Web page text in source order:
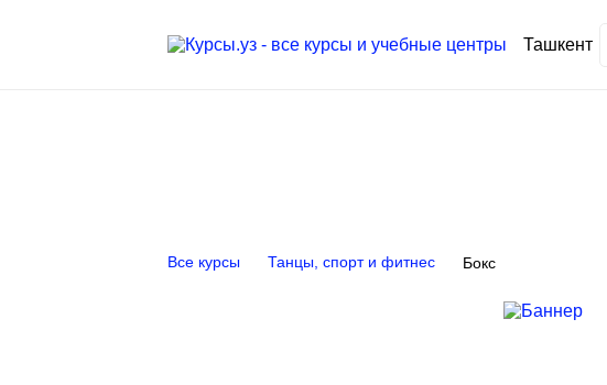
Ташкент
Все курсы Танцы, спорт и фитнес Бокс